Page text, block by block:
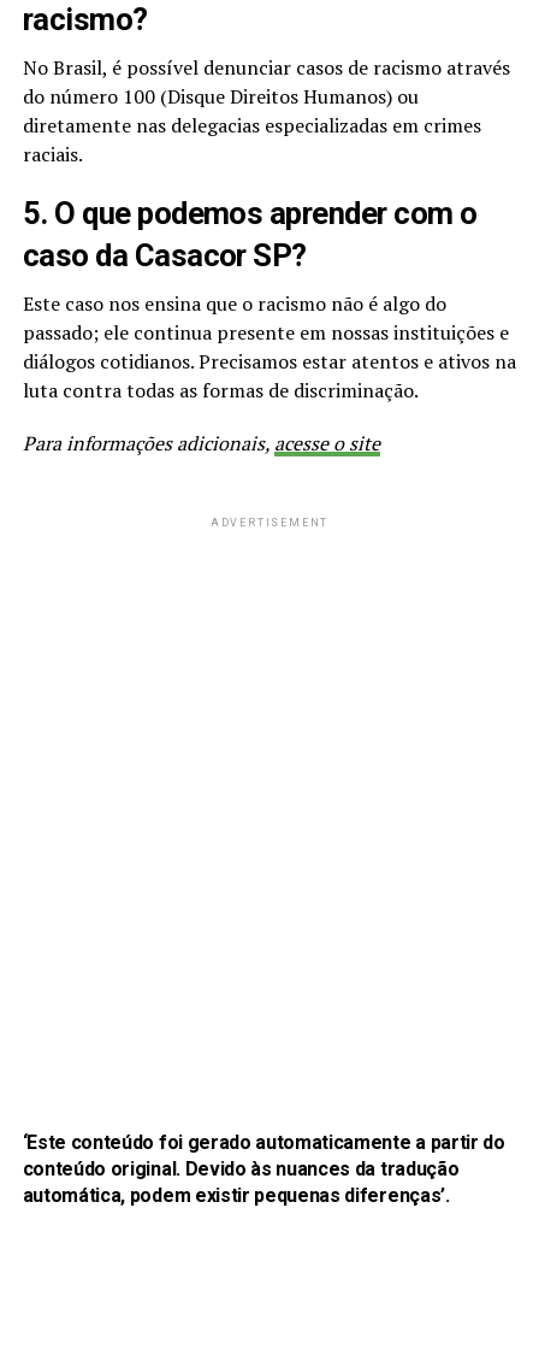
racismo?
No Brasil, é possível denunciar casos de racismo através
do número 100 (Disque Direitos Humanos) ou
diretamente nas delegacias especializadas em crimes
raciais.
5. O que podemos aprender com o
caso da Casacor SP?
Este caso nos ensina que o racismo não é algo do
passado; ele continua presente em nossas instituições e
diálogos cotidianos. Precisamos estar atentos e ativos na
luta contra todas as formas de discriminação.
Para informações adicionais, acesse o site
ADVERTISEMENT
‘Este conteúdo foi gerado automaticamente a partir do
conteúdo original. Devido às nuances da tradução
automática, podem existir pequenas diferenças’.